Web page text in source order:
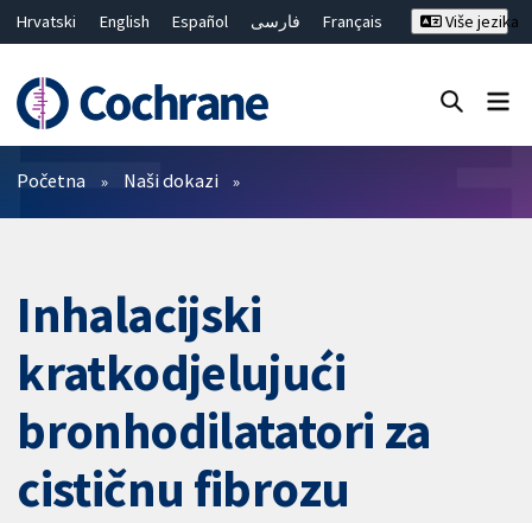
Hrvatski English Español فارسی
Français
繁體中文
简体中文
Više jezika
Prečistači
Početna Naši dokazi
Inhalacijski
kratkodjelujući
bronhodilatatori za
cističnu fibrozu